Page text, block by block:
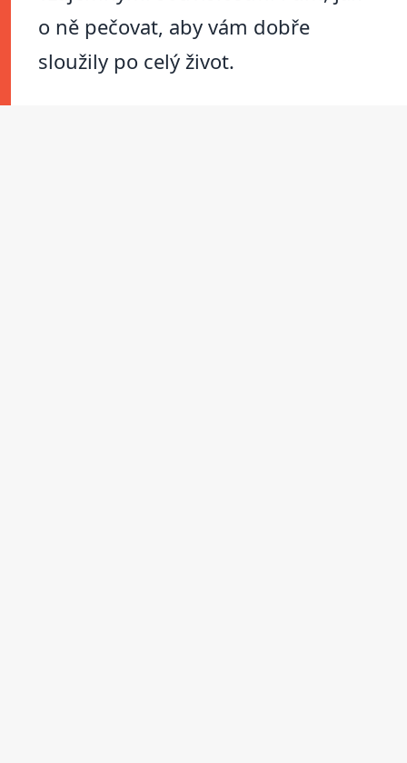
o ně pečovat, aby vám dobře
sloužily po celý život.